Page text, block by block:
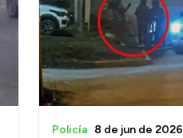
Policía 8 de jun de 2026